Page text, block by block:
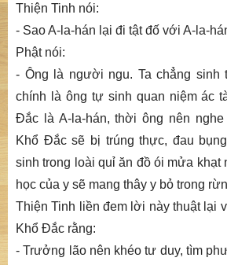
Thiện Tinh nói:
- Sao A-la-hán lại đi tật đố với A-la-
Phật nói:
- Ông là người ngu. Ta chẳng sinh
chính là ông tự sinh quan niệm ác
Đắc là A-la-hán, thời ông nên nghe
Khổ Đắc sẽ bị trúng thực, đau
sinh trong loài quỉ ăn đồ ói mửa khạt
học của y sẽ mang thây y bỏ trong
Thiện Tinh liền đem lời này thuật lại
Khổ Đắc rằng:
- Trưởng lão nên khéo tư duy, tìm